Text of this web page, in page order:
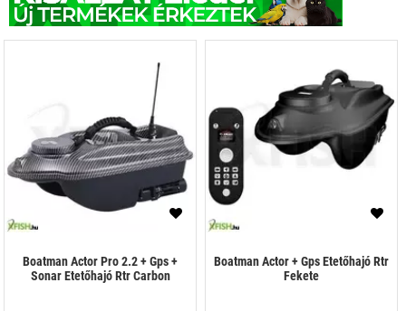
Boatman Actor Pro 2.2 + Gps +
Sonar Etetőhajó Rtr Carbon
Boatman Actor + Gps Etetőhajó Rtr
Fekete